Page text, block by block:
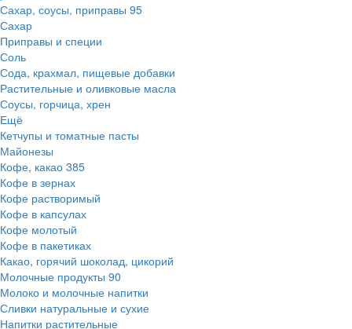
Сахар, соусы, приправы 95
Сахар
Приправы и специи
Соль
Сода, крахмал, пищевые добавки
Растительные и оливковые масла
Соусы, горчица, хрен
Ещё
Кетчупы и томатные пасты
Майонезы
Кофе, какао 385
Кофе в зернах
Кофе растворимый
Кофе в капсулах
Кофе молотый
Кофе в пакетиках
Какао, горячий шоколад, цикорий
Молочные продукты 90
Молоко и молочные напитки
Сливки натуральные и сухие
Напитки растительные